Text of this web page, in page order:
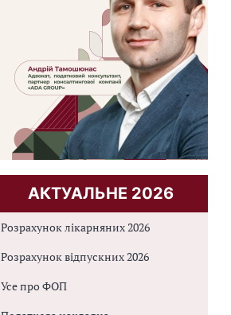
АКТУАЛЬНЕ 2026
Розрахунок лікарняних 2026
Розрахунок відпускних 2026
Усе про ФОП